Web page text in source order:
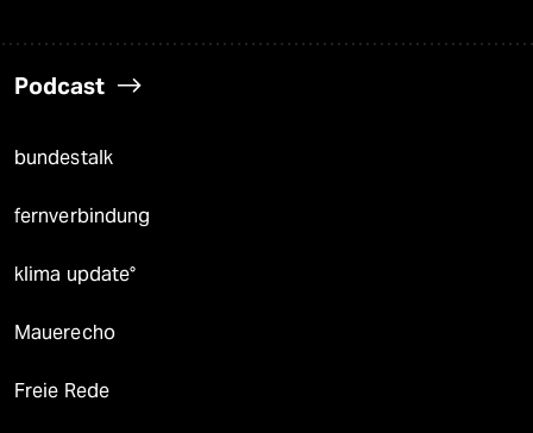
Podcast
bundestalk
fernverbindung
klima update°
Mauerecho
Freie Rede